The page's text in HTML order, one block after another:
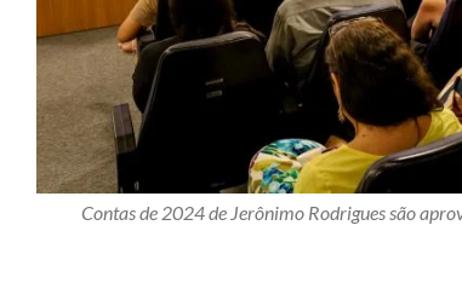
Contas de 2024 de Jerônimo Rodrigues são